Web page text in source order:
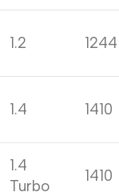
1.2 1244
1.4 1410
1.4
Turbo
1410